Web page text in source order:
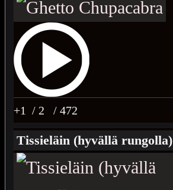
+1 / 2 / 472
Tissieläin (hyvällä rungolla)